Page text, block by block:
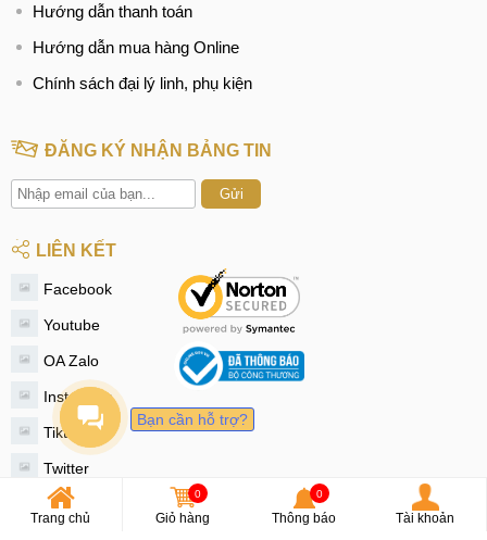
Hướng dẫn thanh toán
Hướng dẫn mua hàng Online
Chính sách đại lý linh, phụ kiện
ĐĂNG KÝ NHẬN BẢNG TIN
Gửi
LIÊN KẾT
Facebook
Youtube
OA Zalo
Instagram
Tiktok
Twitter
© 2020 - MobileCity
Trang chủ
0
Giỏ hàng
0
Thông báo Tài khoản
Bạn cần hỗ trợ?